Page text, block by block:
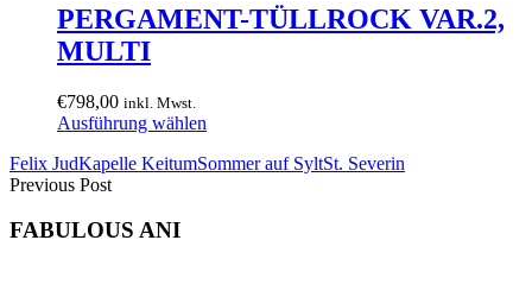
PERGAMENT-TÜLLROCK VAR.2,
MULTI
€798,00 inkl. Mwst.
Ausführung wählen
weist
Felix JudKapelle KeitumSommer auf SyltSt. Severin
Previous Post
FABULOUS ANI